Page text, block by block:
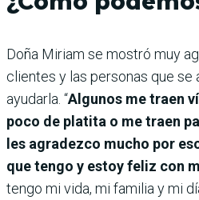
Doña Miriam se mostró muy
clientes y las personas que se
ayudarla. “Algunos me traen
poco de platita o me traen
les agradezco mucho por
que tengo y estoy feliz con
tengo mi vida, mi familia y mi